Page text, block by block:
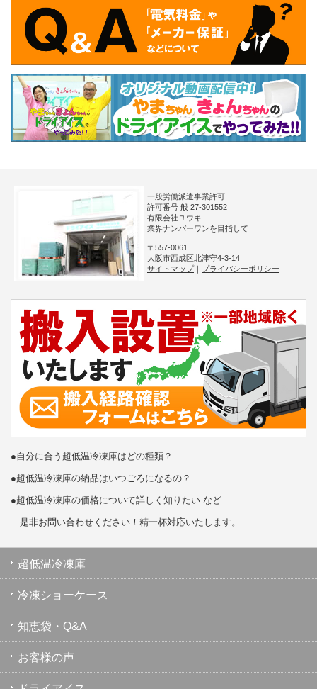
一般労働派遣事業許可
許可番号 般 27-301552
有限会社ユウキ
業界ナンバーワンを目指して
〒557-0061
大阪市西成区北津守4-3-14
サイトマップ
プライバシーポリシー
●自分に合う超低温冷凍庫はどの種類？
●超低温冷凍庫の納品はいつごろになるの？
●超低温冷凍庫の価格について詳しく知りたい など…
是非お問い合わせください！精一杯対応いたします。
超低温冷凍庫
冷凍ショーケース
知恵袋・Q&A
お客様の声